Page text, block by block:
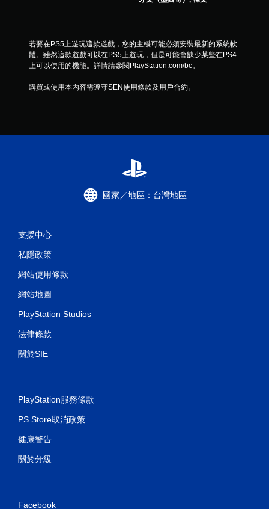
若要在PS5上遊玩這款遊戲，您的主機可能必須安裝最新的系統軟
體。雖然這款遊戲可以在PS5上遊玩，但是可能會缺少某些在PS4
上可以使用的機能。詳情請參閱PlayStation.com/bc。
購買或使用本內容需遵守SEN使用條款及用戶合約。
國家／地區：台灣地區
支援中心
私隱政策
網站使用條款
網站地圖
PlayStation Studios
法律條款
關於SIE
PlayStation服務條款
PS Store取消政策
健康警告
關於分級
Facebook